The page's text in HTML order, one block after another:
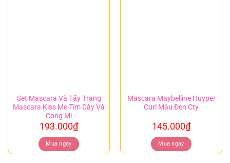
Set Mascara Và Tẩy Trang
Mascara Kiss Me Tím Dày Và
Cong Mi
193.000₫
Mua ngay
Mascara Maybelline Huyper
Curl Màu Đen Cty
145.000₫
Mua ngay